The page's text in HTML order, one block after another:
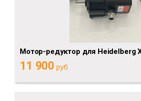
Мотор-редуктор для Heidelberg
11 900 руб.